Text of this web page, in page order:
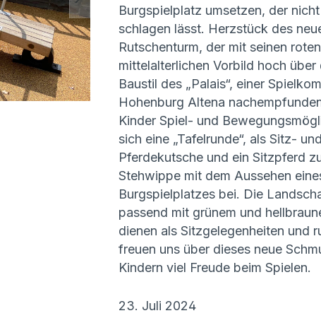
Burgspielplatz umsetzen, der
schlagen lässt. Herzstück des
Rutschenturm, der mit seinen
mittelalterlichen Vorbild hoch
Baustil des „Palais“, einer
Hohenburg Altena
Kinder Spiel- und
sich eine „Tafelrunde“, als Sitz-
Pferdekutsche und ein Sitzpferd
Stehwippe mit dem Aussehen
Burgspielplatzes bei. Die
passend mit grünem und
dienen als Sitzgelegenheiten und
freuen uns über dieses neue
Kindern viel Freude beim Spielen.
23. Juli 2024